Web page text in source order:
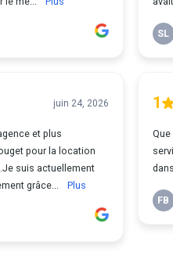
juin 24, 2026
et plus
pour la location
suis actuellement
grâce...
Plus
SL
1
Que dire .... Des
FB